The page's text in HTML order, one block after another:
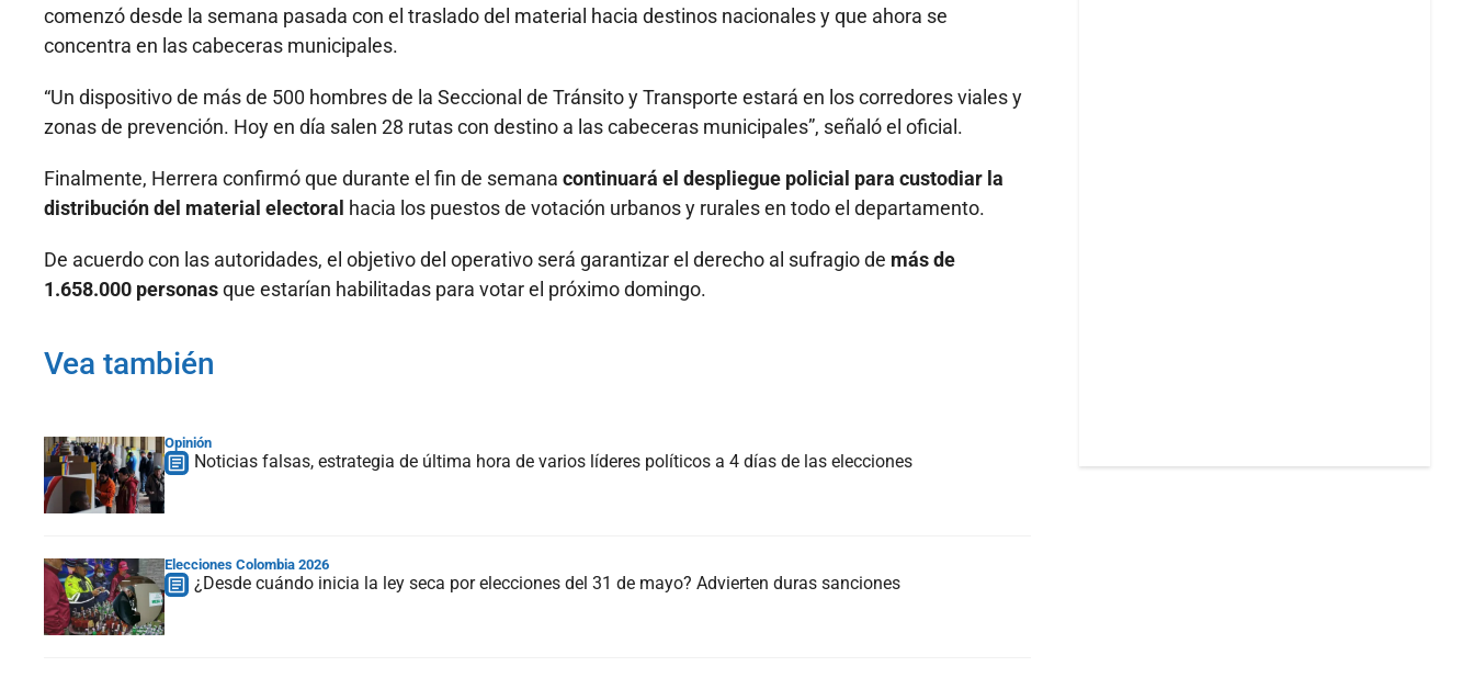
comenzó desde la semana pasada con el traslado del material hacia destinos nacionales y que ahora se
concentra en las cabeceras municipales.
“Un dispositivo de más de 500 hombres de la Seccional de Tránsito y Transporte estará en los corredores viales y
zonas de prevención. Hoy en día salen 28 rutas con destino a las cabeceras municipales”, señaló el oficial.
Finalmente, Herrera confirmó que durante el fin de semana continuará el despliegue policial para custodiar la
distribución del material electoral hacia los puestos de votación urbanos y rurales en todo el departamento.
De acuerdo con las autoridades, el objetivo del operativo será garantizar el derecho al sufragio de más de
1.658.000 personasque estarían habilitadas para votar el próximo domingo.
Vea también
Opinión
Noticias falsas, estrategia de última hora de varios líderes políticos a 4 días de las elecciones
Elecciones Colombia 2026
¿Desde cuándo inicia la ley seca por elecciones del 31 de mayo? Advierten duras sanciones